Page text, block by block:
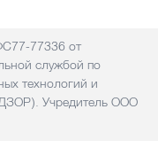
77336 от
службой по
технологий и
Учредитель ООО